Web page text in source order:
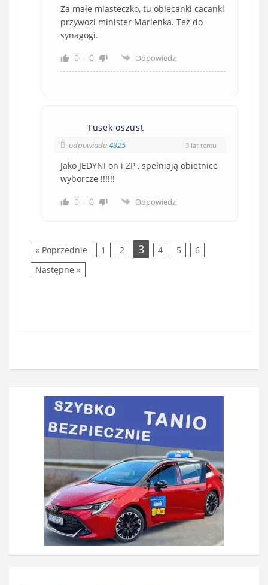
Za małe miasteczko, tu obiecanki cacanki
przywozi minister Marlenka. Też do
synagogi.
0
0 Odpowiedz
Tusek oszust
odpowiada4325 3 lat temu
Jako JEDYNI on i ZP , spełniają obietnice
wyborcze !!!!!!
0
0 Odpowiedz
« Poprzednie 1 2 3 4 5
6
Następne »